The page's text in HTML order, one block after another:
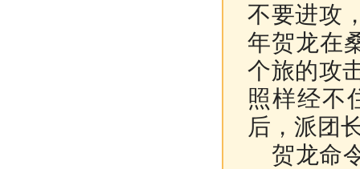
不要进攻
年贺龙在
个旅的攻
照样经不
后，派团
贺龙命